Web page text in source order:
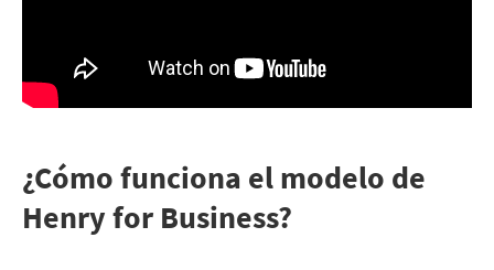
¿Cómo funciona el modelo de
Henry for Business?